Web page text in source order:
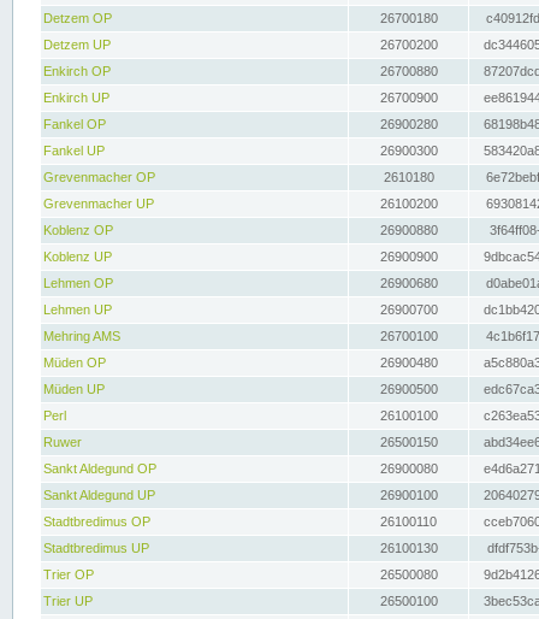
Detzem OP
26700180
Detzem UP
26700200
Enkirch OP
26700880
Enkirch UP
26700900
Fankel OP
26900280
Fankel UP
26900300
Grevenmacher OP
2610180
Grevenmacher UP
26100200
Koblenz OP
26900880
Koblenz UP
26900900
Lehmen OP
26900680
Lehmen UP
26900700
Mehring AMS
26700100
Müden OP
26900480
Müden UP
26900500
Perl
26100100
Ruwer
26500150
Sankt Aldegund OP
26900080
Sankt Aldegund UP
26900100
Stadtbredimus OP
26100110
Stadtbredimus UP
26100130
Trier OP
26500080
Trier UP
26500100